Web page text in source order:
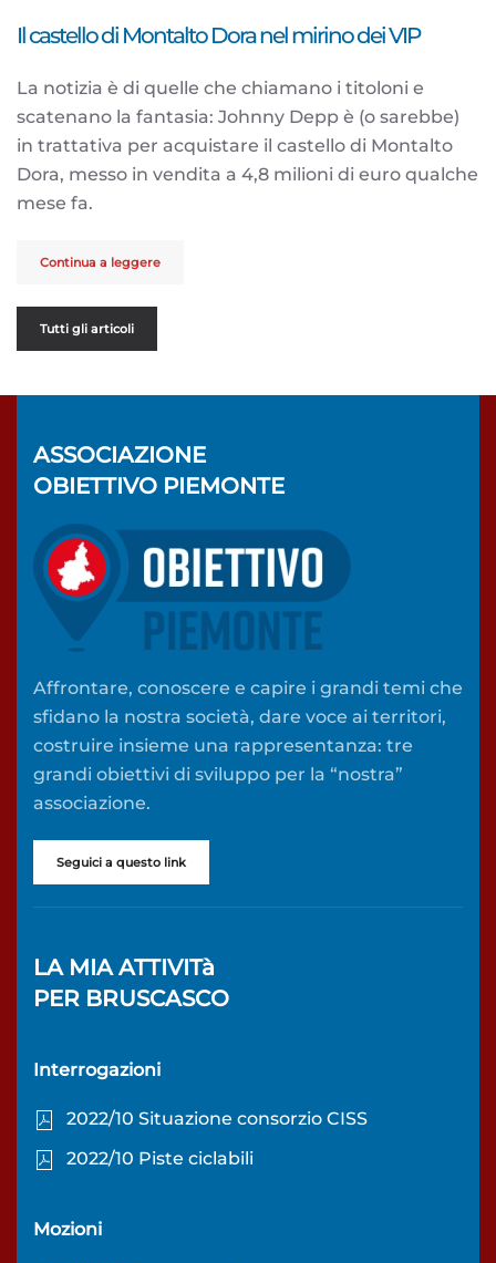
Il castello di Montalto Dora nel mirino dei VIP
La notizia è di quelle che chiamano i titoloni e
scatenano la fantasia: Johnny Depp è (o sarebbe)
in trattativa per acquistare il castello di Montalto
Dora, messo in vendita a 4,8 milioni di euro qualche
mese fa.
Continua a leggere
Tutti gli articoli
ASSOCIAZIONE
OBIETTIVO PIEMONTE
Affrontare, conoscere e capire i grandi temi che
sfidano la nostra società, dare voce ai territori,
costruire insieme una rappresentanza: tre
grandi obiettivi di sviluppo per la “nostra”
associazione.
Seguici a questo link
LA MIA ATTIVITà
PER BRUSCASCO
Interrogazioni
2022/10 Situazione consorzio CISS
2022/10 Piste ciclabili
Mozioni